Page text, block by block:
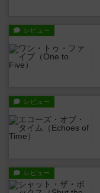
レビュー
レビュー
レビュー